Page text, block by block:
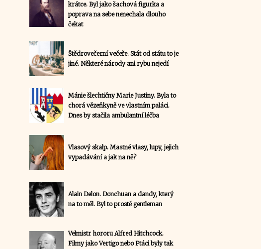
krátce. Byl jako šachová figurka a
poprava na sebe nenechala dlouho
čekat
Štědrovečerní večeře. Stát od státu to je
jiné. Některé národy ani rybu nejedí
Mánie šlechtičny Marie Justiny. Byla to
chorá vězeňkyně ve vlastním paláci.
Dnes by stačila ambulantní léčba
Vlasový skalp. Mastné vlasy, lupy, jejich
vypadávání a jak na ně?
Alain Delon. Donchuan a dandy, který
na to měl. Byl to prostě gentleman
Velmistr hororu Alfred Hitchcock.
Filmy jako Vertigo nebo Ptáci byly tak